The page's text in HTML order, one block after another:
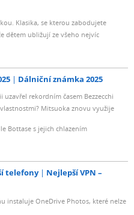
Klasika, se kterou zabodujete
dětem ubližují ze všeho nejvíc
Dálniční známka 2025
rekordním časem Bezzecchi
Mitsuoka znovu využije
Bottase s jejich chlazením
telefony
Nejlepší VPN –
instaluje OneDrive Photos, které nelze